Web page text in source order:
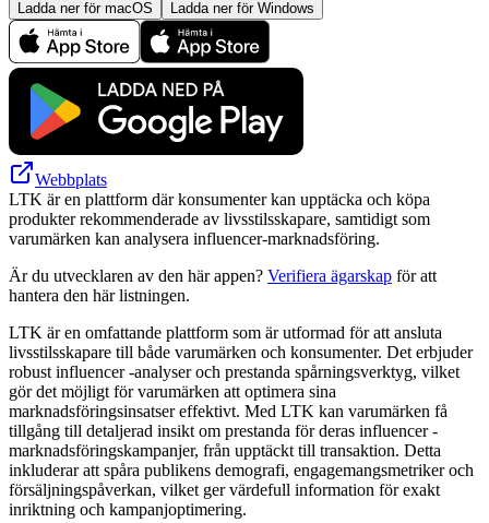
Ladda ner för macOS Ladda ner för Windows
Webbplats
LTK är en plattform där konsumenter kan upptäcka och köpa
produkter rekommenderade av livsstilsskapare, samtidigt som
varumärken kan analysera influencer-marknadsföring.
Är du utvecklaren av den här appen? Verifiera ägarskap för att
hantera den här listningen.
LTK är en omfattande plattform som är utformad för att ansluta
livsstilsskapare till både varumärken och konsumenter. Det erbjuder
robust influencer -analyser och prestanda spårningsverktyg, vilket
gör det möjligt för varumärken att optimera sina
marknadsföringsinsatser effektivt. Med LTK kan varumärken få
tillgång till detaljerad insikt om prestanda för deras influencer -
marknadsföringskampanjer, från upptäckt till transaktion. Detta
inkluderar att spåra publikens demografi, engagemangsmetriker och
försäljningspåverkan, vilket ger värdefull information för exakt
inriktning och kampanjoptimering.